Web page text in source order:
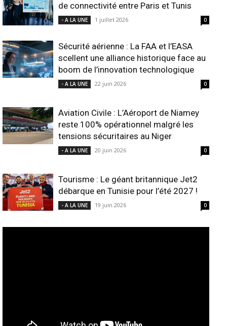
de connectivité entre Paris et Tunis
- A LA UNE 1 juillet 2026 0
Sécurité aérienne : La FAA et l’EASA
scellent une alliance historique face au
boom de l’innovation technologique
- A LA UNE 22 juin 2026 0
Aviation Civile : L’Aéroport de Niamey
reste 100% opérationnel malgré les
tensions sécuritaires au Niger
- A LA UNE 20 juin 2026 0
Tourisme : Le géant britannique Jet2
débarque en Tunisie pour l’été 2027 !
- A LA UNE 19 juin 2026 0